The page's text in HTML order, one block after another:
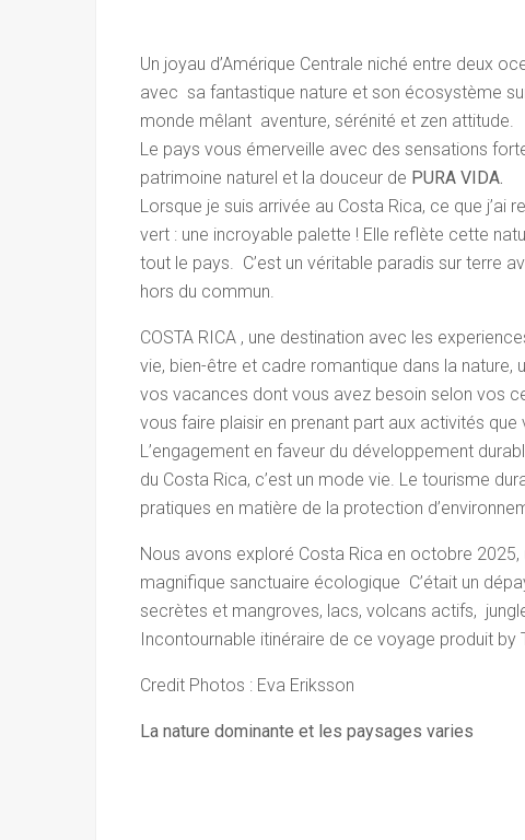
Un joyau d’Amérique Centrale niché entre deux
avec sa fantastique nature et son écosystème
monde mêlant aventure, sérénité et zen attitude.
Le pays vous émerveille avec des sensations
patrimoine naturel et la douceur de PURA VIDA.
Lorsque je suis arrivée au Costa Rica, ce que
vert : une incroyable palette ! Elle reflète cette
tout le pays. C’est un véritable paradis sur terre
hors du commun.
COSTA RICA , une destination avec les
vie, bien-être et cadre romantique dans la nature,
vos vacances dont vous avez besoin selon vos
vous faire plaisir en prenant part aux activités que
L’engagement en faveur du développement
du Costa Rica, c’est un mode vie. Le tourisme
pratiques en matière de la protection
Nous avons exploré Costa Rica en octobre
magnifique sanctuaire écologique C’était un
secrètes et mangroves, lacs, volcans actifs,
Incontournable itinéraire de ce voyage produit by
Credit Photos : Eva Eriksson
La nature dominante et les paysages varies